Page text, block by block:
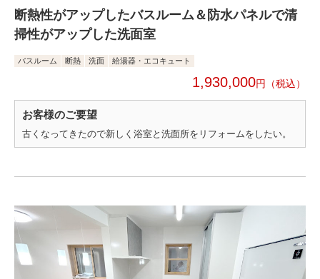
断熱性がアップしたバスルーム＆防水パネルで清
掃性がアップした洗面室
バスルーム 断熱 洗面 給湯器・エコキュート
1,930,000円
お客様のご要望
古くなってきたので新しく浴室と洗面所をリフォームをしたい。